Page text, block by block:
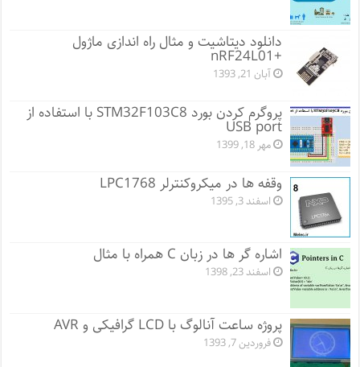
دانلود دیتاشیت و مثال راه اندازی ماژول
+nRF24L01
آبان 21, 1393
پروگرم کردن بورد STM32F103C8 با استفاده از
USB port
مهر 18, 1399
وقفه ها در میکروکنترلر LPC1768
اسفند 3, 1395
اشاره گر ها در زبان C همراه با مثال
اسفند 23, 1398
پروژه ساعت آنالوگ با LCD گرافیکی و AVR
فروردین 7, 1393